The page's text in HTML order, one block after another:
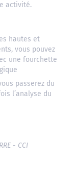
activité.
hautes et
vous pouvez
une fourchette
passerez du
l’analyse du
- CCI